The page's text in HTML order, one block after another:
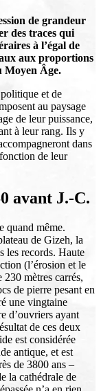
de grandeur
des traces qui
à l’égal de
aux proportions
Moyen Âge.
et de
au paysage
de leur puissance,
à leur rang. Ils y
dans
de leur
avant J.-C.
quand même.
de Gizeh, la
les records. Haute
(l’érosion et le
230 mètres carrés,
de pierre pesant en
une vingtaine
d’ouvriers ayant
de ces deux
est considérée
antique, et est
de 3800 ans –
la cathédrale de